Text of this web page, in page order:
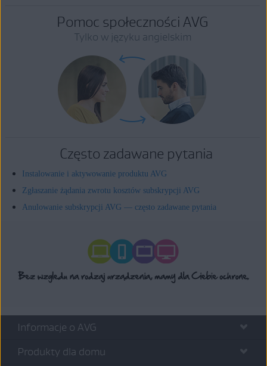
Pomoc społeczności AVG
Tylko w języku angielskim
Często zadawane pytania
Instalowanie i aktywowanie produktu AVG
Zgłaszanie żądania zwrotu kosztów subskrypcji AVG
Anulowanie subskrypcji AVG — często zadawane pytania
Informacje o AVG
Produkty dla domu